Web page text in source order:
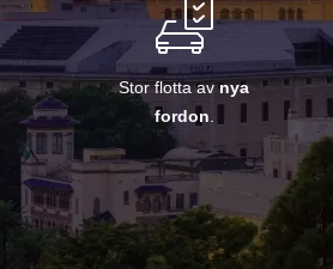
Stor flotta avnya
fordon